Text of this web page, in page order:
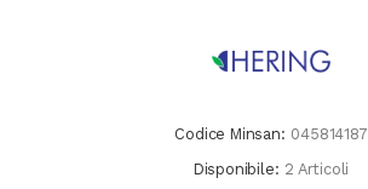
Codice Minsan: 045814187
Disponibile: 2 Articoli